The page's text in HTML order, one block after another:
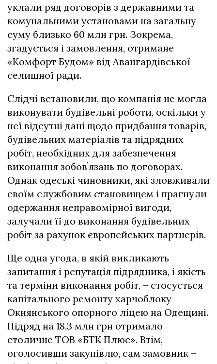
уклали ряд договорів з державними та
комунальними установами на загальну
суму близько 60 млн грн. Зокрема,
згадується і замовлення, отримане
«Комфорт Будом» від Авангардівської
селищної ради.
Слідчі встановили, що компанія не могла
виконувати будівельні роботи, оскільки у
неї відсутні дані щодо придбання товарів,
будівельних матеріалів та підрядних
робіт, необхідних для забезпечення
виконання зобовʼязань по договорах.
Однак одеські чиновники, які зловживали
своїм службовим становищем і прагнули
одержання неправомірної вигоди,
залучали її до виконання будівельних
робіт за рахунок європейських партнерів.
Ще одна угода, в якій викликають
запитання і репутація підрядника, і якість
та терміни виконання робіт, – стосується
капітального ремонту харчоблоку
Окнянського опорного ліцею на Одещині.
Підряд на 18,3 млн грн отримало
столичне ТОВ «БТК Плюс». Втім,
оголосивши закупівлю, сам замовник –